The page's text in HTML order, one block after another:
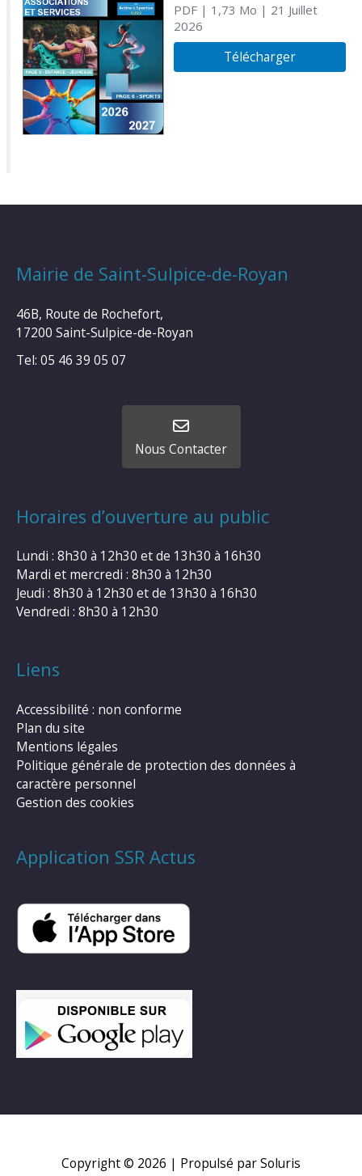
PDF| 1,73 Mo | 21 Juillet
2026
Télécharger
Mairie de Saint-Sulpice-de-Royan
46B, Route de Rochefort,
17200 Saint-Sulpice-de-Royan
Tel: 05 46 39 05 07
Nous Contacter
Horaires d’ouverture au public
Lundi : 8h30 à 12h30 et de 13h30 à 16h30
Mardi et mercredi : 8h30 à 12h30
Jeudi : 8h30 à 12h30 et de 13h30 à 16h30
Vendredi : 8h30 à 12h30
Liens
Accessibilité : non conforme
Plan du site
Mentions légales
Politique générale de protection des données à
caractère personnel
Gestion des cookies
Application SSR Actus
Copyright © 2026 | Propulsé par Soluris